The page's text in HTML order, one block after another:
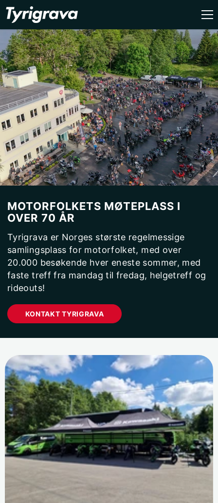
MOTORFOLKETS MØTEPLASS I
OVER 70 ÅR
Tyrigrava er Norges største regelmessige
samlingsplass for motorfolket, med over
20.000 besøkende hver eneste sommer, med
faste treff fra mandag til fredag, helgetreff og
rideouts!
KONTAKT TYRIGRAVA